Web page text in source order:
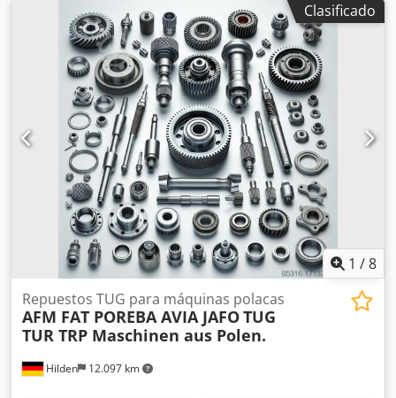
Clasificado
1 /8
Hilden 12.097 km
Repuestos TUG para máquinas polacas
AFM FAT POREBA AVIA JAFOTUG
TUR TRP Maschinen aus Polen.